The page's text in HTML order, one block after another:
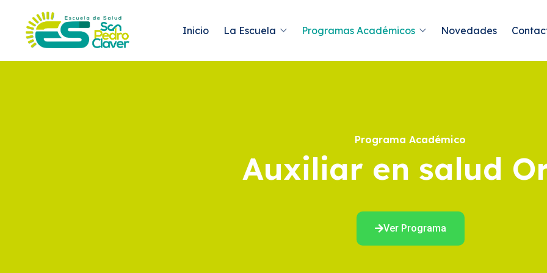
Inicio La Escuela Programas Académicos Novedades
Programa Académico
Auxiliar en salud
Ver Programa